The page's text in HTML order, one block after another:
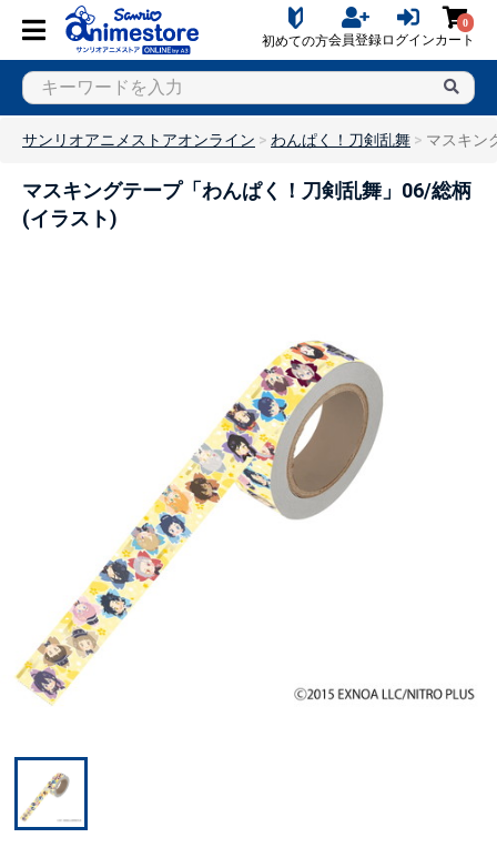
初めての方会員登録ログイン
0
カート
サンリオアニメストアオンライン わんぱく！刀剣乱舞 マスキン
マスキングテープ「わんぱく！刀剣乱舞」06/総柄
(イラスト)